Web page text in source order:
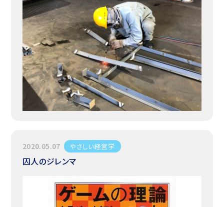
2020.05.07 やさしい経営学
囚人のジレンマ